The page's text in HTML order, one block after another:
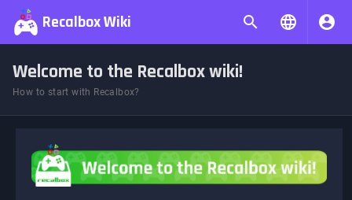
Recalbox Wiki
Welcome to the Recalbox wiki!
How to start with Recalbox?